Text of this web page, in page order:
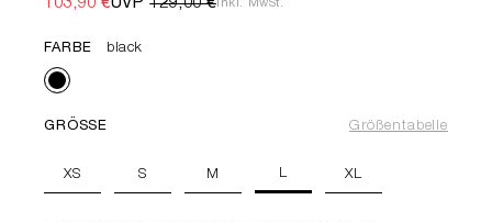
103,90 €UVP129,00 €inkl. MwSt.
FARBE black
GRÖSSE Größentabelle
XS S M L XL